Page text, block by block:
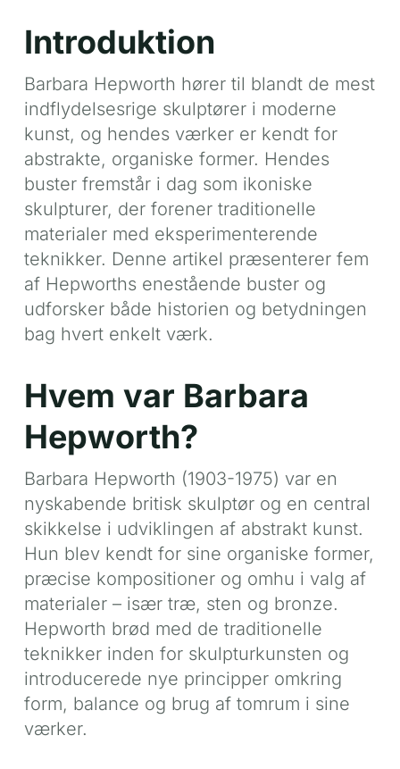
Introduktion
Barbara Hepworth hører til blandt de mest
indflydelsesrige skulptører i moderne
kunst, og hendes værker er kendt for
abstrakte, organiske former. Hendes
buster fremstår i dag som ikoniske
skulpturer, der forener traditionelle
materialer med eksperimenterende
teknikker. Denne artikel præsenterer fem
af Hepworths enestående buster og
udforsker både historien og betydningen
bag hvert enkelt værk.
Hvem var Barbara
Hepworth?
Barbara Hepworth (1903-1975) var en
nyskabende britisk skulptør og en central
skikkelse i udviklingen af abstrakt kunst.
Hun blev kendt for sine organiske former,
præcise kompositioner og omhu i valg af
materialer – især træ, sten og bronze.
Hepworth brød med de traditionelle
teknikker inden for skulpturkunsten og
introducerede nye principper omkring
form, balance og brug af tomrum i sine
værker.